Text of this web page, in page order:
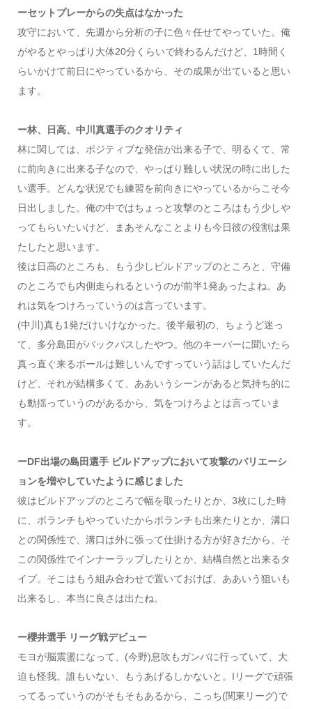
ーセットプレーからの失点はなかった
攻守において、先週から分析の子に色々任せてやっていた。俺
がやるとやっぱり大体20分くらいで終わるんだけど、1時間く
らいかけて前日にやっているから、その成果が出ていると思い
ます。
ー林、日高、中川真選手のクオリティ
林に関しては、ポジティブな発信が出来る子で、明るくて、常
に前向きに出来る子なので、やっぱり難しい状況の時に出した
い選手。どんな状況でも練習を前向きにやっているからこそ今
日出しました。俺の中ではちょっと攻撃のところはもう少しや
ってもらいたいけど、まあそんなことよりも今日彼の役割は果
たしたと思います。
後は日高のところも、もう少しビルドアップのところと、守備
のところでも内側走られるというのが前半1発あったよね。あ
れは気をつけろっていうのは言っています。
(中川)真も1発だけいけなかった。後半最初の、ちょうど迷っ
て、多分島田がバックパスしたやつ。他のキーパーに聞いたら
真っ直ぐ来るボールは難しいんですっていう話はしていたんだ
けど、それが結構多くて、ああいうシーンがあると気持ち的に
も動揺っていうのがあるから、気をつけろよとは言っていま
す。
ーDF出場の島田選手 ビルドアップにおいて攻撃のバリエーシ
ョンを増やしていたように感じました
彼はビルドアップのところで幅を取ったりとか、3枚にした時
に、ボランチもやっていたからボランチも出来たりとか、溝口
との関係性で、溝口は外に張って仕掛ける方が好きだから、そ
この関係性でインナーラップしたりとか、結構自然と出来るタ
イプ。そこはもう組み合わせで置いておけば、ああいう狙いも
出来るし、本当に良さは出たね。
ー櫻井選手 リーグ戦デビュー
モヨが脳震盪になって、(今野)息吹もガンバに行っていて、大
迫も怪我。誰もいない、もうあげるしかないと。Iリーグで頑張
ってるっていうのがそもそもあるから、こっち(関東リーグ)で